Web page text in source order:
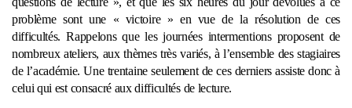
problème sont une « victoire » en vue de la résolution de ces
difficultés. Rappelons que les journées intermentions proposent de
nombreux ateliers, aux thèmes très variés, à l’ensemble des stagiaires
de l’académie. Une trentaine seulement de ces derniers assiste donc à
celui qui est consacré aux difficultés de lecture.